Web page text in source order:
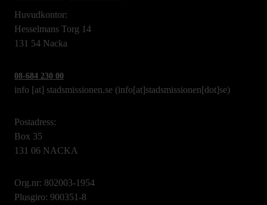
Huvudkontor:
Hesselmans Torg 14
131 54 Nacka
08-684 230 00
info [at] stadsmissionen.se (info[at]stadsmissionen[dot]se)
Postadress:
Box 35
131 06 NACKA
Org.nr: 802003-1954
Plusgiro: 900351-8